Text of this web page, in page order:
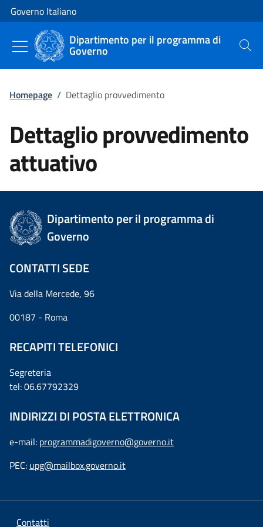
Vai al contenuto
Vai alla navigazione del sito
Governo Italiano
Dipartimento per il programma di
Governo Cerca
Homepage / Dettaglio provvedimento
Dettaglio provvedimento
attuativo
Dipartimento per il programma di
Governo
CONTATTI SEDE
Via della Mercede, 96
00187 - Roma
RECAPITI TELEFONICI
Segreteria
tel: 06.67792329
INDIRIZZI DI POSTA ELETTRONICA
e-mail: programmadigoverno@governo.it
PEC: upg@mailbox.governo.it
Contatti